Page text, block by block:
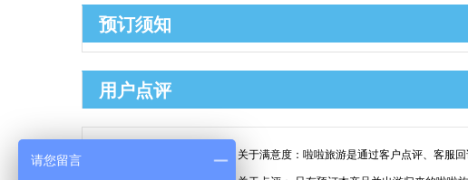
预订须知
用户点评
关于满意度： 啦啦旅游是通过客户点评、客服回
请您留言